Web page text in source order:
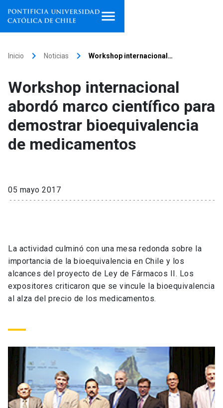
Facultades, escuelas e
institutos
Investigación
Información para keyboard_arrow_down
Futuros estudiantes
Estudiantes
Académicos
Personal
Alumni launch
Padres y familia
Go to english site
Mi Cuenta UC launch
Correo UC launch
Mi Portal UC launch
Inicio keyboard_arrow_right Noticias keyboard_arrow_right Workshop internacional…
Workshop internacional
abordó marco científico para
demostrar bioequivalencia
de medicamentos
05 mayo 2017
La actividad culminó con una mesa redonda sobre la
importancia de la bioequivalencia en Chile y los
alcances del proyecto de Ley de Fármacos II. Los
expositores criticaron que se vincule la bioequivalencia
al alza del precio de los medicamentos.